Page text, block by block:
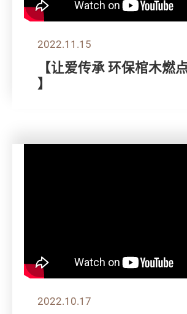
2022.11.15
【让爱传承 环保棺木燃
】
2022.10.17